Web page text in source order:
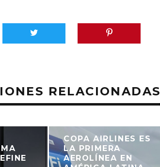
RELACIONADAS
COPA AIRLINES ES
LA PRIMERA
AEROLÍNEA EN